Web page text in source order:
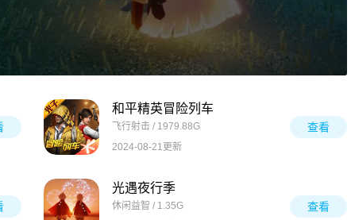
和平精英冒险列车
飞行射击 / 1979.88G
2024-08-21更新
查看
光遇夜行季
休闲益智 / 1.35G
查看